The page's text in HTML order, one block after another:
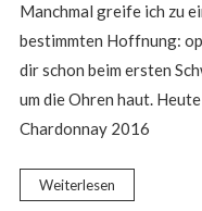
Manchmal greife ich zu
bestimmten Hoffnung:
dir schon beim ersten
um die Ohren haut.
Chardonnay 2016
Weiterlesen